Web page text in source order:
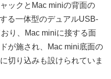
ックとMac miniの背面の
る一体型のデュアルUSB-
り、Mac miniに接する面
が施され、Mac mini底面の
切り込みも設けられていま